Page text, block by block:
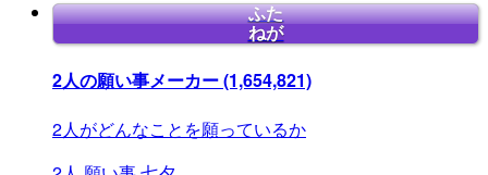
ふた
ねが
2人の願い事メーカー(1,654,821)
2人がどんなことを願っているか